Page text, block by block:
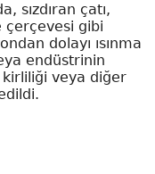
sızdıran çatı,
gibi
dolayı ısınma
endüstrinin
veya diğer